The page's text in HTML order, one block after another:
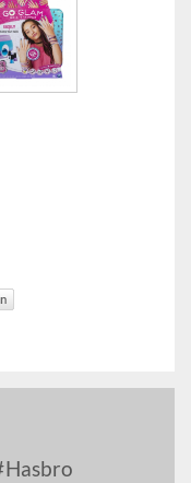
Hasbro